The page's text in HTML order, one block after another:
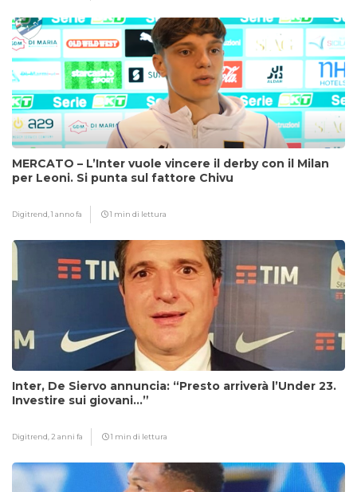
MERCATO – L’Inter vuole vincere il derby con il Milan
per Leoni. Si punta sul fattore Chivu
Digitrend,1 anno fa 1 min di lettura
Inter, De Siervo annuncia: “Presto arriverà l’Under 23.
Investire sui giovani…”
Digitrend, 2 anni fa 1 min di lettura